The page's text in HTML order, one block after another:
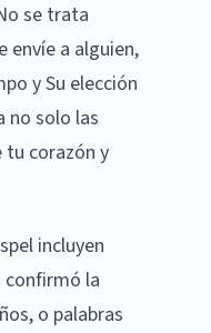
se trata
envíe a alguien,
y Su elección
no solo las
tu corazón y
incluyen
la
o palabras